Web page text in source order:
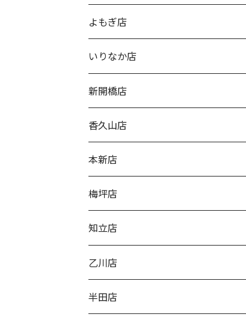
よもぎ店
いりなか店
新開橋店
香久山店
本新店
梅坪店
知立店
乙川店
半田店